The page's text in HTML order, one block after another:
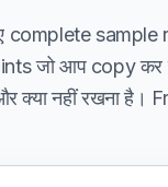
complete sample
जो आप copy
क्या नहीं रखना है।